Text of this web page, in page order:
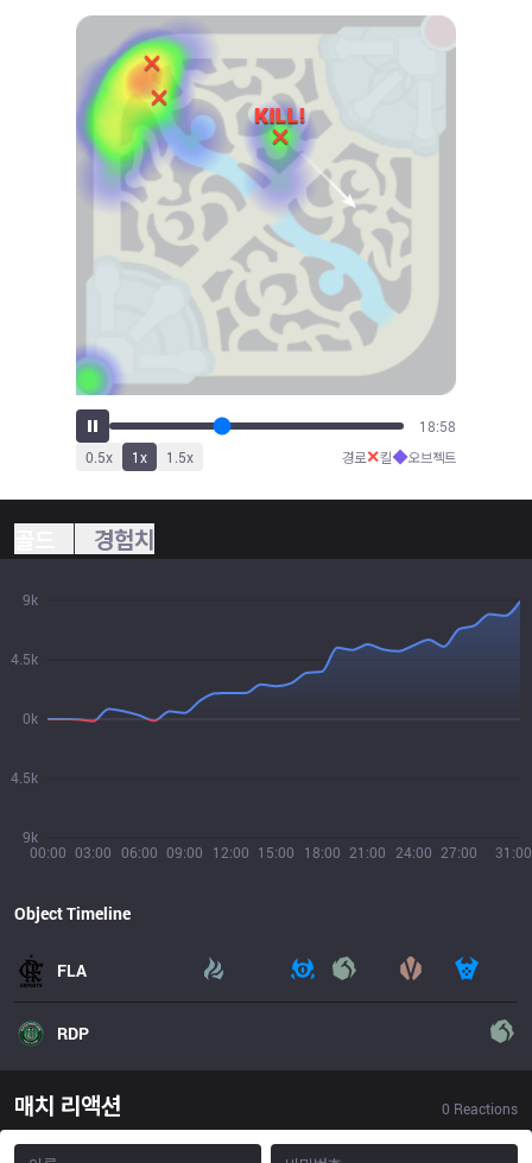
21:11
0.5x 1x 1.5x 경로✕킬◆오브젝트
경험치
00:00 03:00 06:00 09:00 12:00 15:00 18:00 21:00 24:00 27:00 31:00
9k
4.5k
0k
4.5k
9k
Object Timeline
FLA
RDP
매치 리액션 0 Reactions